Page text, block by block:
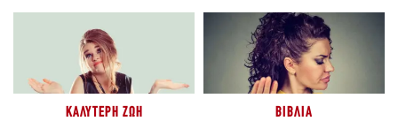
ΚΑΛΎΤΕΡΗ ΖΩΉ ΒΙΒΛΊΑ